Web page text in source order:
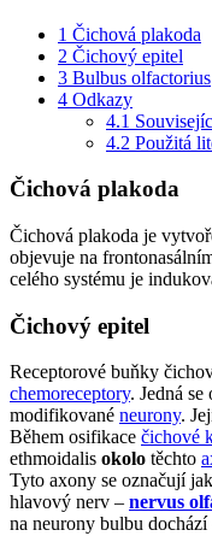
1 Čichová plakoda
2 Čichový epitel
3 Bulbus olfactorius
4 Odkazy
4.1
4.2 Použitá
Čichová plakoda
Čichová plakoda je
objevuje na
celého systému je
Čichový epitel
Receptorové buňky
chemoreceptory. Jedná
modifikované neurony.
Během osifikace čichové
ethmoidalis okolo těchto
Tyto axony se označují
hlavový nerv – nervus
na neurony bulbu